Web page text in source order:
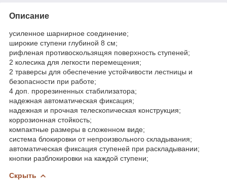
Описание
усиленное шарнирное соединение;
широкие ступени глубиной 8 см;
рифленая противоскользящяя поверхность ступеней;
2 колесика для легкости перемещения;
2 траверсы для обеспечение устойчивости лестницы и
безопасности при работе;
4 доп. прорезиненных стабилизатора;
надежная автоматическая фиксация;
надежная и прочная телескопическая конструкция;
коррозионная стойкость;
компактные размеры в сложенном виде;
система блокировки от непроизвольного складывания;
автоматическая фиксация ступеней при раскладывании;
кнопки разблокировки на каждой ступени;
Скрыть